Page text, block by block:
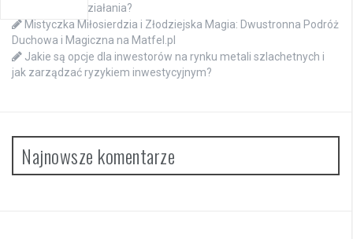
koordynować działania?
Mistyczka Miłosierdzia i Złodziejska Magia: Dwustronna Podróż
Duchowa i Magiczna na Matfel.pl
Jakie są opcje dla inwestorów na rynku metali szlachetnych i
jak zarządzać ryzykiem inwestycyjnym?
Najnowsze komentarze